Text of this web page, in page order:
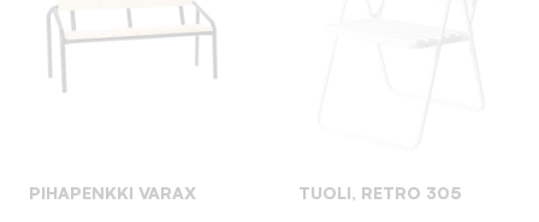
PIHAPENKKI VARAX TUOLI, RETRO 305